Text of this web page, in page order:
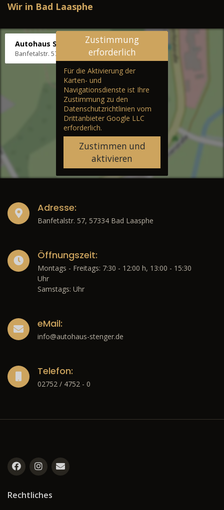
Wir in Bad Laasphe
Autohaus Stenger
Banfetalstr. 57, 57334 Bad Laasphe
Zustimmung
erforderlich
Für die Aktivierung der
Karten- und
Navigationsdienste ist Ihre
Zustimmung zu den
Datenschutzrichtlinien vom
Drittanbieter Google LLC
erforderlich.
Zustimmen und
aktivieren
Adresse:
Banfetalstr. 57, 57334 Bad Laasphe
Öffnungszeit:
Montags - Freitags: 7:30 - 12:00 h, 13:00 - 15:30
Uhr
Samstags: Uhr
eMail:
info@autohaus-stenger.de
Telefon:
02752 / 4752 - 0
Rechtliches